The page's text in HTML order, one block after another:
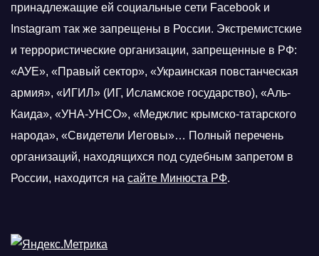
принадлежащие ей социальные сети Facebook и
Instagram так же запрещены в России. Экстремистские
и террористические организации, запрещенные в РФ:
«АУЕ», «Правый сектор», «Украинская повстанческая
армия», «ИГИЛ» (ИГ, Исламское государство), «Аль-
Каида», «УНА-УНСО», «Меджлис крымско-татарского
народа», «Свидетели Иеговы»… Полный перечень
организаций, находящихся под судебным запретом в
России, находится на сайте Минюста РФ.